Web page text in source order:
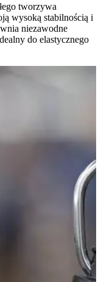
tworzywa
wysoką stabilnością i
niezawodne
do elastycznego